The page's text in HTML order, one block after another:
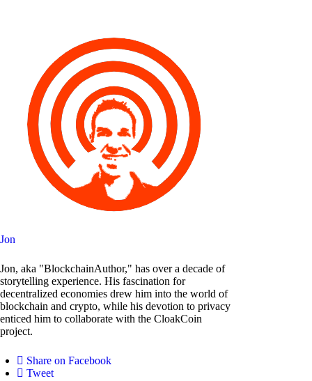
Jon
Jon, aka "BlockchainAuthor," has over a decade of
storytelling experience. His fascination for
decentralized economies drew him into the world of
blockchain and crypto, while his devotion to privacy
enticed him to collaborate with the CloakCoin
project.
Share on Facebook
Tweet